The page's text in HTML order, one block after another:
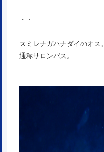
・・
スミレナガハナダイのオス。
通称サロンパス。